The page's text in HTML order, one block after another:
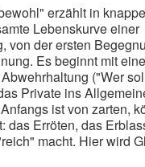
erzählt in
Lebenskurve einer
von der ersten
Es beginnt mit
("Wer
Private ins
ist von zarten,
das Erröten, das
macht. Hier wird